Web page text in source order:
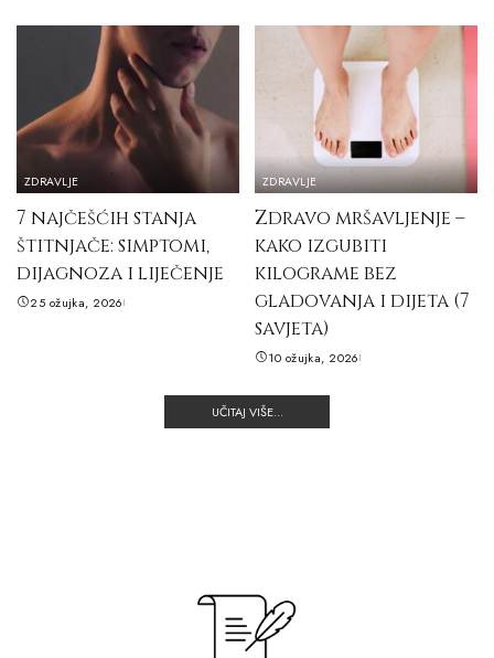
ZDRAVLJE
7 najčešćih stanja
štitnjače: simptomi,
dijagnoza i liječenje
25 ožujka, 2026
ZDRAVLJE
Zdravo mršavljenje –
kako izgubiti
kilograme bez
gladovanja i dijeta (7
savjeta)
10 ožujka, 2026
UČITAJ VIŠE...